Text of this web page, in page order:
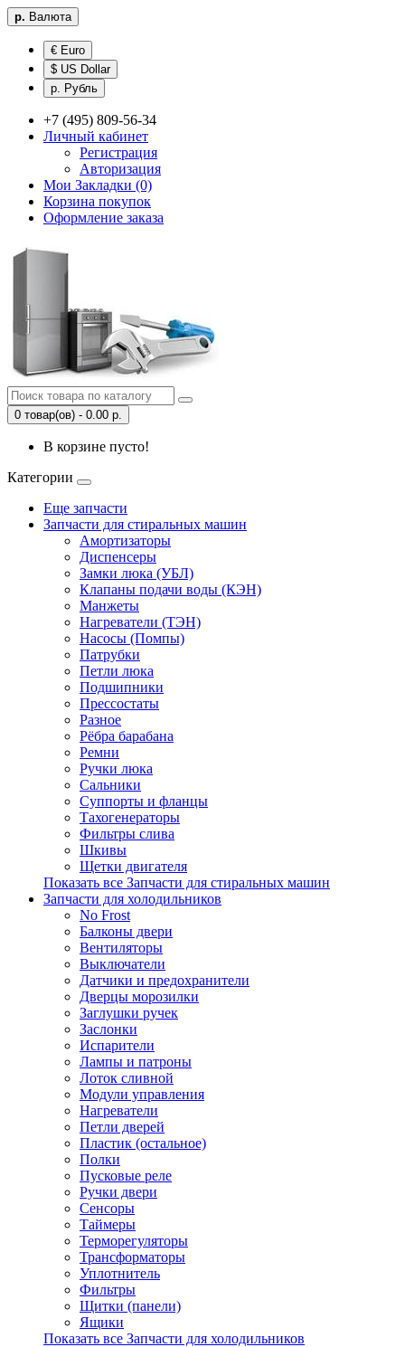
р. Валюта
€ Euro
$ US Dollar
р. Рубль
+7 (495) 809-56-34
Личный кабинет
Регистрация
Авторизация
Мои Закладки (0)
Корзина покупок
Оформление заказа
0 товар(ов) - 0.00 р.
В корзине пусто!
Категории
Еще запчасти
Запчасти для стиральных машин
Амортизаторы
Диспенсеры
Замки люка (УБЛ)
Клапаны подачи воды (КЭН)
Манжеты
Нагреватели (ТЭН)
Насосы (Помпы)
Патрубки
Петли люка
Подшипники
Прессостаты
Разное
Рёбра барабана
Ремни
Ручки люка
Сальники
Суппорты и фланцы
Тахогенераторы
Фильтры слива
Шкивы
Щетки двигателя
Показать все Запчасти для стиральных машин
Запчасти для холодильников
No Frost
Балконы двери
Вентиляторы
Выключатели
Датчики и предохранители
Дверцы морозилки
Заглушки ручек
Заслонки
Испарители
Лампы и патроны
Лоток сливной
Модули управления
Нагреватели
Петли дверей
Пластик (остальное)
Полки
Пусковые реле
Ручки двери
Сенсоры
Таймеры
Терморегуляторы
Трансформаторы
Уплотнитель
Фильтры
Щитки (панели)
Ящики
Показать все Запчасти для холодильников